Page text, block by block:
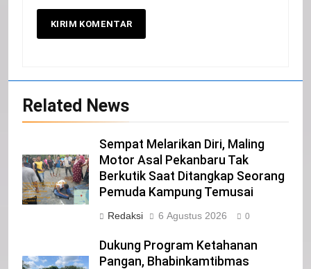
Related News
Sempat Melarikan Diri, Maling
Motor Asal Pekanbaru Tak
Berkutik Saat Ditangkap Seorang
Pemuda Kampung Temusai
Redaksi 6 Agustus 2026 0
Dukung Program Ketahanan
Pangan, Bhabinkamtibmas
Selamat Hari Kebangkitan Nasional
IKLAN
21
Iklan Pemerintah Kabupaten Siak